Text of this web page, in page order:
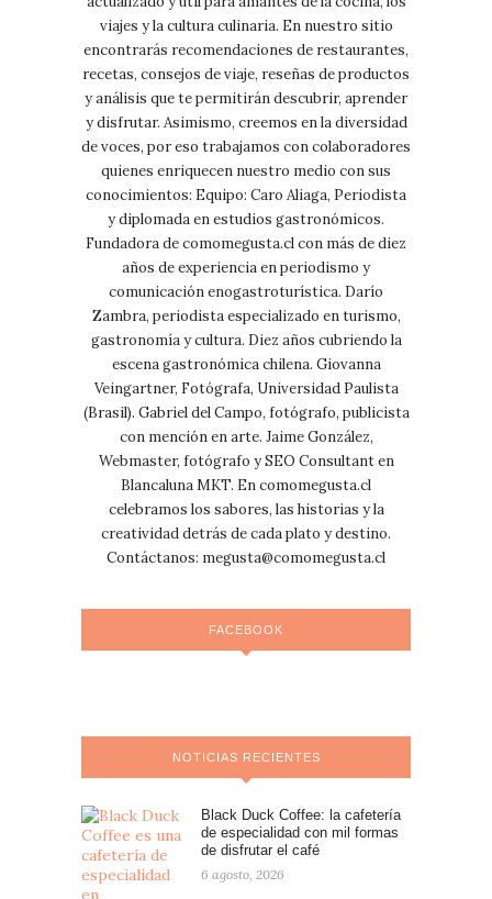
viajes y la cultura culinaria. En nuestro sitio
encontrarás recomendaciones de restaurantes,
recetas, consejos de viaje, reseñas de productos
y análisis que te permitirán descubrir, aprender
y disfrutar. Asimismo, creemos en la diversidad
de voces, por eso trabajamos con colaboradores
quienes enriquecen nuestro medio con sus
conocimientos: Equipo: Caro Aliaga, Periodista
y diplomada en estudios gastronómicos.
Fundadora de comomegusta.cl con más de diez
años de experiencia en periodismo y
comunicación enogastroturística. Darío
Zambra, periodista especializado en turismo,
gastronomía y cultura. Diez años cubriendo la
escena gastronómica chilena. Giovanna
Veingartner, Fotógrafa, Universidad Paulista
(Brasil). Gabriel del Campo, fotógrafo, publicista
con mención en arte. Jaime González,
Webmaster, fotógrafo y SEO Consultant en
Blancaluna MKT. En comomegusta.cl
celebramos los sabores, las historias y la
creatividad detrás de cada plato y destino.
Contáctanos: megusta@comomegusta.cl
FACEBOOK
NOTICIAS RECIENTES
Black Duck Coffee: la cafetería
de especialidad con mil formas
de disfrutar el café
6 agosto, 2026